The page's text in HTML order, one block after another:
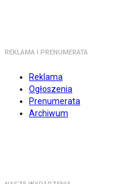
REKLAMA I PRENUMERATA
Reklama
Ogłoszenia
Prenumerata
Archiwum